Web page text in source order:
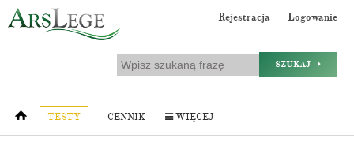
Rejestracja Logowanie
SZUKAJ
TESTY CENNIK WIĘCEJ